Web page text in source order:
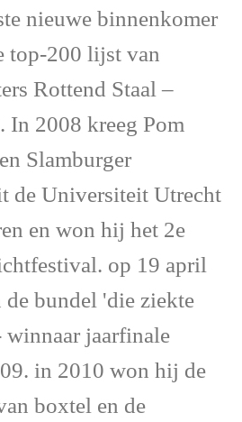
nieuwe binnenkomer
top-200 lijst van
Rottend Staal –
In 2008 kreeg Pom
Slamburger
de Universiteit Utrecht
en won hij het 2e
op 19 april
de bundel 'die ziekte
jaarfinale
in 2010 won hij de
boxtel en de